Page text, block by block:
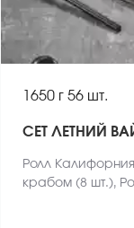
1650 г56 шт.
СЕТ ЛЕТНИЙ
Ролл
крабом (8 шт.),
(8 шт.),